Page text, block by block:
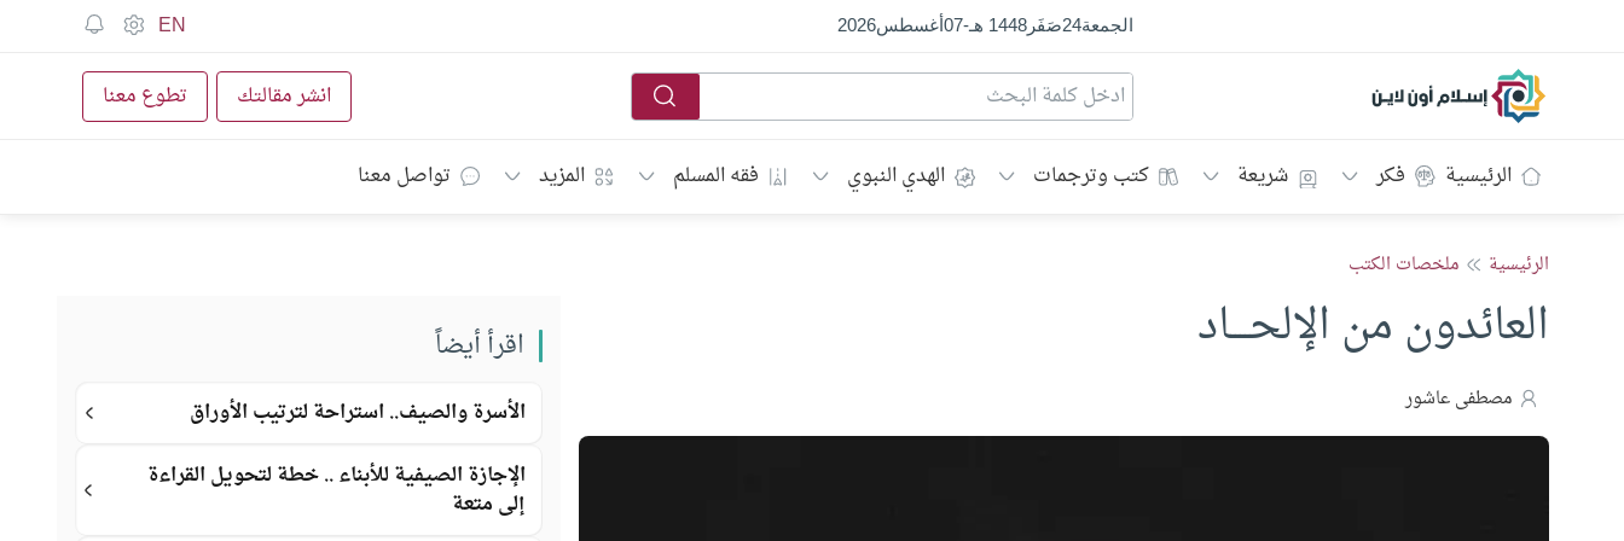
الجمعة24صَفَر1448 هـ -
07أغسطس2026
EN
إسلام أون لاين انشر مقالتك تطوع معنا
الرئيسية فكر شريعة كتب وترجمات الهدي النبوي فقه المسلم المزيد تواصل معنا
الرئيسية ملخصات الكتب
العائدون من الإلحــــاد
مصطفى عاشور
اقرأ أيضاً
الأسرة والصيف.. استراحة لترتيب الأوراق
الإجازة الصيفية للأبناء .. خطة لتحويل القراءة
إلى متعة